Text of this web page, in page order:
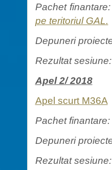
Pachet
pe teritoriul GAL.
Depuneri
Rezultat
Apel 2/ 2018
Apel scurt M36A
Pachet finantare:
Depuneri
Rezultat